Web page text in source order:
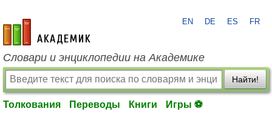
academic.ru
EN DE ES FR
Словари и энциклопедии на Академике
Найти!
Толкования Переводы Книги Игры ⚽